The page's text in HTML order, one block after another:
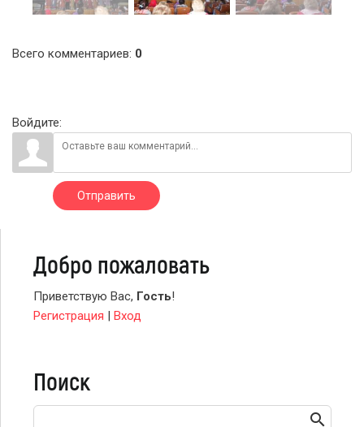
Всего комментариев: 0
Войдите:
Отправить
Добро пожаловать
Приветствую Вас, Гость!
Регистрация | Вход
Поиск